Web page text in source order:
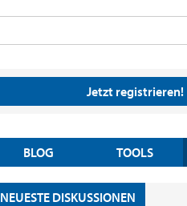
Jetzt registrieren!
BLOG TOOLS
NEUESTE DISKUSSIONEN